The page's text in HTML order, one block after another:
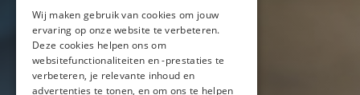
Mobiele bar
Mobiele bar huren
Bier/wijn/fris bar
Wij maken gebruik van cookies om jouw
ervaring op onze website te verbeteren.
Deze cookies helpen ons om
websitefunctionaliteiten en -prestaties te
verbeteren, je relevante inhoud en
advertenties te tonen, en om ons te helpen